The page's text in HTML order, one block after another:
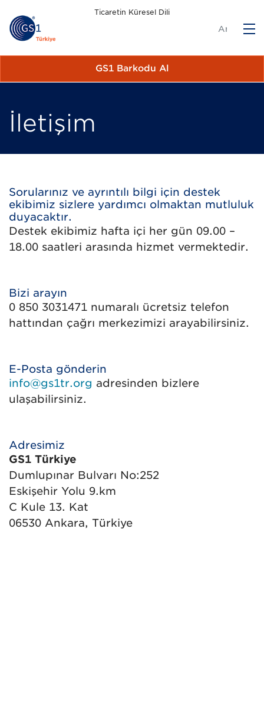
Ticaretin Küresel Dili
GS1 Barkodu Al
İletişim
Sorularınız ve ayrıntılı bilgi için destek
ekibimiz sizlere yardımcı olmaktan mutluluk
duyacaktır.
Destek ekibimiz hafta içi her gün 09.00 –
18.00 saatleri arasında hizmet vermektedir.
Bizi arayın
0 850 3031471 numaralı ücretsiz telefon
hattından çağrı merkezimizi arayabilirsiniz.
E-Posta gönderin
info@gs1tr.org adresinden bizlere
ulaşabilirsiniz.
Adresimiz
GS1 Türkiye
Dumlupınar Bulvarı No:252
Eskişehir Yolu 9.km
C Kule 13. Kat
06530 Ankara, Türkiye